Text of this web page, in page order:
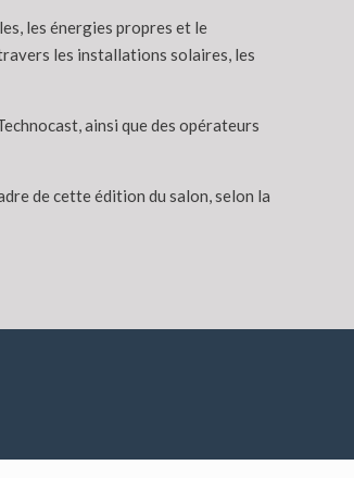
les énergies propres et le
les installations solaires, les
ainsi que des opérateurs
de cette édition du salon, selon la